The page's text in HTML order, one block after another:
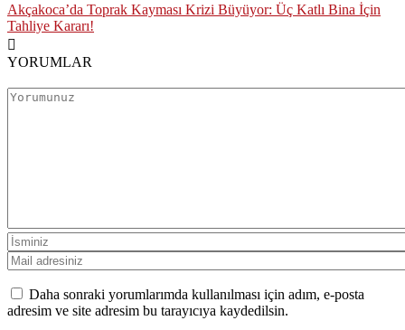
Akçakoca’da Toprak Kayması Krizi Büyüyor: Üç Katlı Bina İçin
Tahliye Kararı!
YORUMLAR
Daha sonraki yorumlarımda kullanılması için adım, e-posta
adresim ve site adresim bu tarayıcıya kaydedilsin.